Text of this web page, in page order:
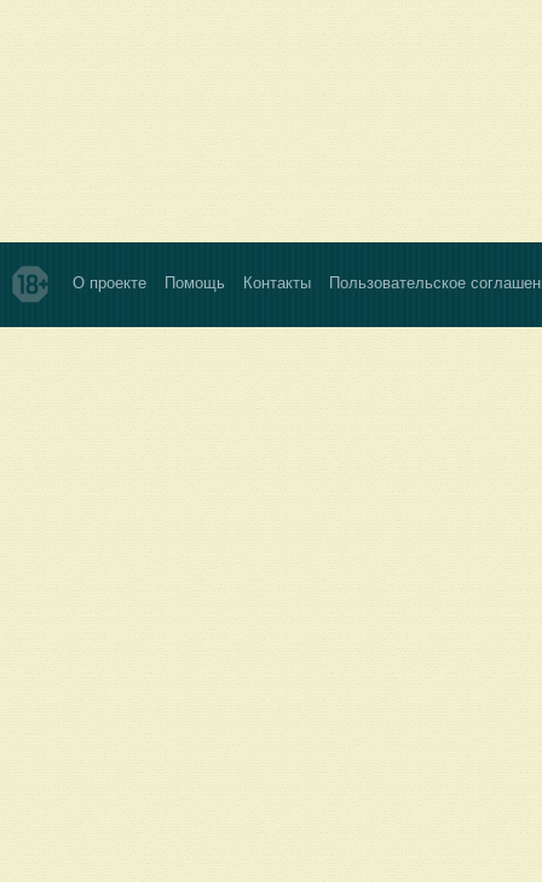
О проекте Помощь Контакты Пользовательское